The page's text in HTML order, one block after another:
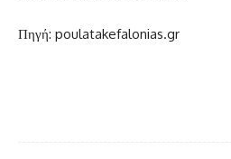
Πηγή: poulatakefalonias.gr